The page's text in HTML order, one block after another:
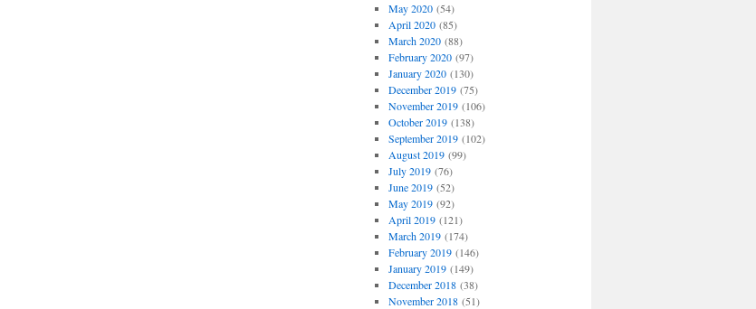
May 2020(54)
April 2020(85)
March 2020(88)
February 2020(97)
January 2020(130)
December 2019(75)
November 2019(106)
October 2019(138)
September 2019(102)
August 2019(99)
July 2019(76)
June 2019(52)
May 2019(92)
April 2019(121)
March 2019(174)
February 2019(146)
January 2019(149)
December 2018(38)
November 2018(51)